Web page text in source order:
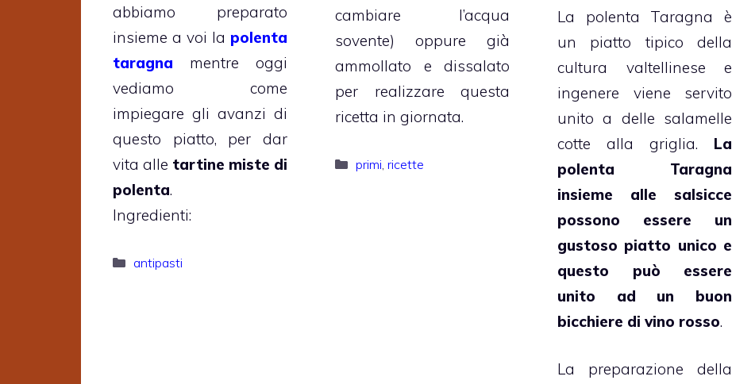
abbiamo preparato
insieme a voi la polenta
taragna mentre oggi
vediamo come
impiegare gli avanzi di
questo piatto, per dar
vita alle tartine miste di
polenta.
Ingredienti:
Categorie
antipasti
cambiare l’acqua
sovente) oppure già
ammollato e dissalato
per realizzare questa
ricetta in giornata.
Categorie
primi, ricette
La polenta Taragna è
un piatto tipico della
cultura valtellinese e
ingenere viene servito
unito a delle salamelle
cotte alla griglia. La
polenta Taragna
insieme alle salsicce
possono essere un
gustoso piatto unico e
questo può essere
unito ad un buon
bicchiere di vino rosso.
La preparazione della